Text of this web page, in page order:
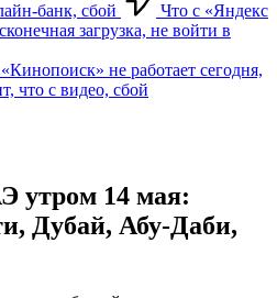
банк, сбой
Что с «Яндекс
загрузка, не войти в
не работает сегодня,
что с видео, сбой
утром 14 мая:
Дубай, Абу-Даби,